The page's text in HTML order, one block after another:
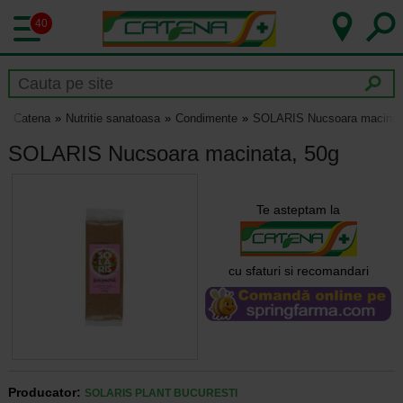
40
Catena Nutritie sanatoasa Condimente SOLARIS Nucsoara
SOLARIS Nucsoara macinata, 50g
Te asteptam la
cu sfaturi si recomandari
Producator: SOLARIS PLANT BUCURESTI